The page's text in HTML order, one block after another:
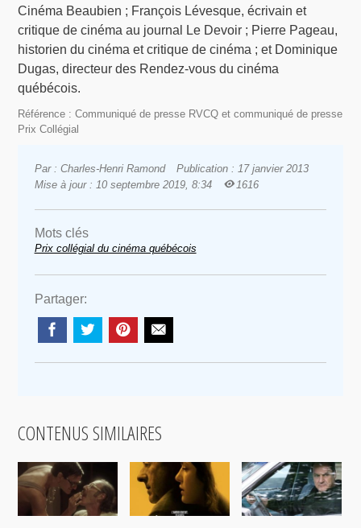
Cinéma Beaubien ; François Lévesque, écrivain et
critique de cinéma au journal Le Devoir ; Pierre Pageau,
historien du cinéma et critique de cinéma ; et Dominique
Dugas, directeur des Rendez-vous du cinéma
québécois.
Référence : Communiqué de presse RVCQ et communiqué de presse
Prix Collégial
Par : Charles-Henri Ramond
Publication : 17 janvier 2013
Mise à jour : 10 septembre 2019, 8:34
1616
Mots clés
Prix collégial du cinéma québécois
Partager:
CONTENUS SIMILAIRES